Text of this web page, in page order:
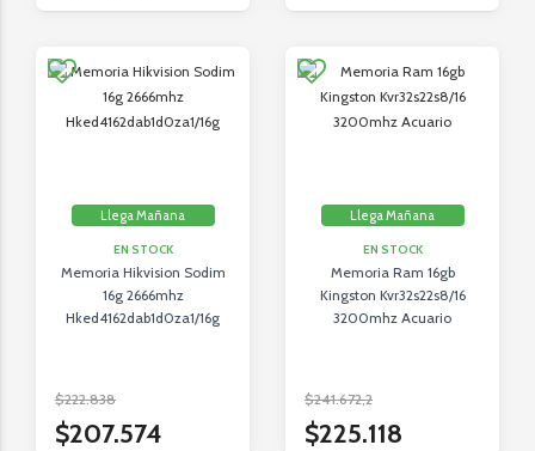
Llega Mañana
EN STOCK
Memoria Hikvision Sodim
16g 2666mhz
Hked4162dab1d0za1/16g
$222.838
$207.574
Llega Mañana
EN STOCK
Memoria Ram 16gb
Kingston Kvr32s22s8/16
3200mhz Acuario
$241.672,2
$225.118